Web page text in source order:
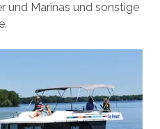
und Marinas und sonstige